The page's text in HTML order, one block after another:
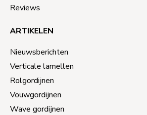
Reviews
ARTIKELEN
Nieuwsberichten
Verticale lamellen
Rolgordijnen
Vouwgordijnen
Wave gordijnen